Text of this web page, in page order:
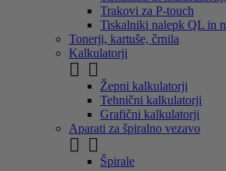
Trakovi za P-touch
Tiskalniki nalepk QL in
Tonerji, kartuše, črnila
Kalkulatorji
 
Žepni kalkulatorji
Tehnični kalkulatorji
Grafični kalkulatorji
Aparati za špiralno vezavo
 
Špirale